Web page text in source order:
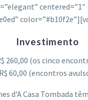
centered=”1″
Investimento
260,00 (os cinco
R$ 60,00 (encontros
d’A Casa Tombada